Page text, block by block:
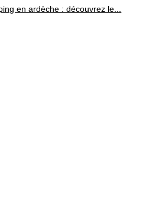
en ardèche : découvrez le...